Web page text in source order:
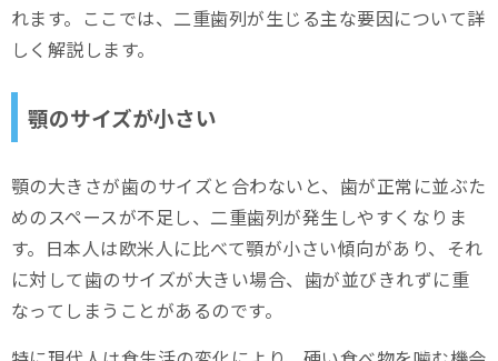
れます。ここでは、二重歯列が生じる主な要因について詳
しく解説します。
顎のサイズが小さい
顎の大きさが歯のサイズと合わないと、歯が正常に並ぶた
めのスペースが不足し、二重歯列が発生しやすくなりま
す。日本人は欧米人に比べて顎が小さい傾向があり、それ
に対して歯のサイズが大きい場合、歯が並びきれずに重
なってしまうことがあるのです。